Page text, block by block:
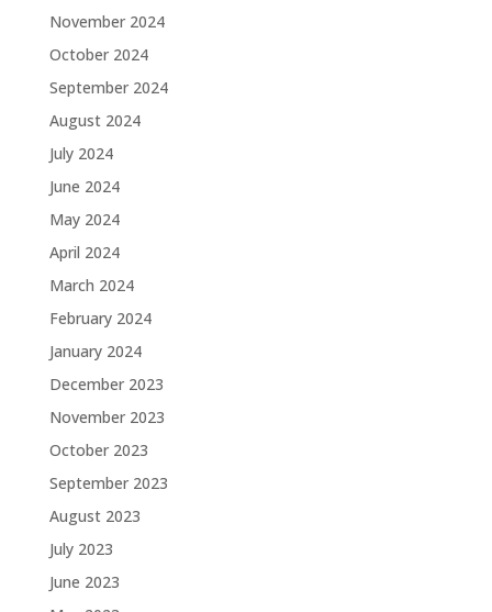
November 2024
October 2024
September 2024
August 2024
July 2024
June 2024
May 2024
April 2024
March 2024
February 2024
January 2024
December 2023
November 2023
October 2023
September 2023
August 2023
July 2023
June 2023